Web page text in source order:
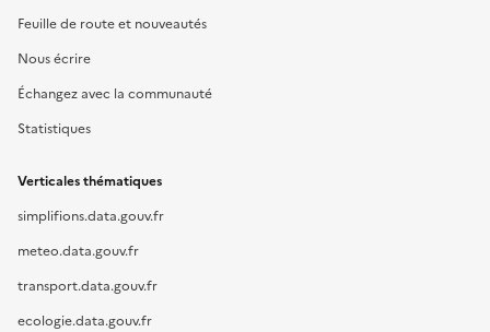
Feuille de route et nouveautés
Nous écrire
Échangez avec la communauté
Statistiques
Verticales thématiques
simplifions.data.gouv.fr
meteo.data.gouv.fr
transport.data.gouv.fr
ecologie.data.gouv.fr